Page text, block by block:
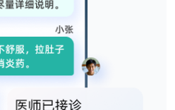
提交